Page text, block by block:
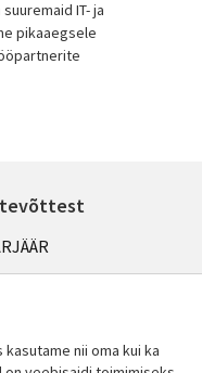
IT- ja
pikaaegsele
nii oma kui ka